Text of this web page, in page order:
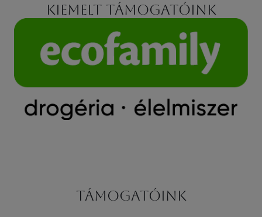
Kiemelt támogatóink
Támogatóink